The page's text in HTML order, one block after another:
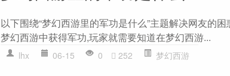
以下围绕“梦幻西游里的军功是什么”主题解决网友的
梦幻西游中获得军功,玩家就需要知道在梦幻西游...
lhx 06-15 0 252 梦幻西游